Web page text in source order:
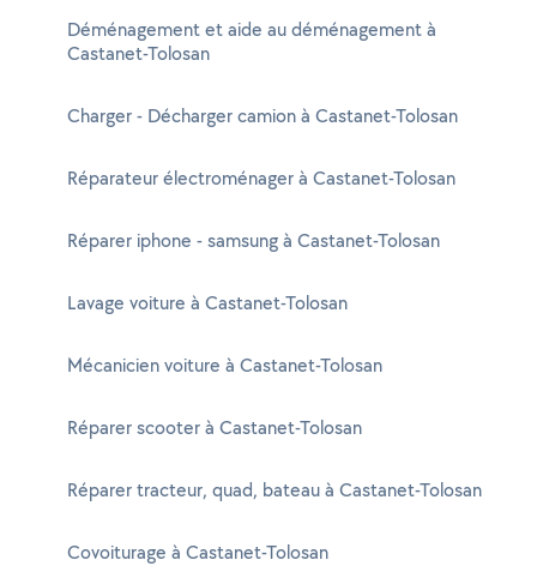
Déménagement et aide au déménagement à
Castanet-Tolosan
Charger - Décharger camion à Castanet-Tolosan
Réparateur électroménager à Castanet-Tolosan
Réparer iphone - samsung à Castanet-Tolosan
Lavage voiture à Castanet-Tolosan
Mécanicien voiture à Castanet-Tolosan
Réparer scooter à Castanet-Tolosan
Réparer tracteur, quad, bateau à Castanet-Tolosan
Covoiturage à Castanet-Tolosan